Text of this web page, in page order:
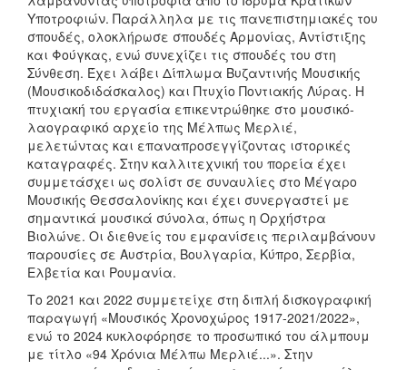
Υποτροφιών. Παράλληλα με τις πανεπιστημιακές του
σπουδές, ολοκλήρωσε σπουδές Αρμονίας, Αντίστιξης
και Φούγκας, ενώ συνεχίζει τις σπουδές του στη
Σύνθεση. Έχει λάβει Δίπλωμα Βυζαντινής Μουσικής
(Μουσικοδιδάσκαλος) και Πτυχίο Ποντιακής Λύρας. Η
πτυχιακή του εργασία επικεντρώθηκε στο μουσικό-
λαογραφικό αρχείο της Μέλπως Μερλιέ,
μελετώντας και επαναπροσεγγίζοντας ιστορικές
καταγραφές. Στην καλλιτεχνική του πορεία έχει
συμμετάσχει ως σολίστ σε συναυλίες στο Μέγαρο
Μουσικής Θεσσαλονίκης και έχει συνεργαστεί με
σημαντικά μουσικά σύνολα, όπως η Ορχήστρα
Βιολώνε. Οι διεθνείς του εμφανίσεις περιλαμβάνουν
παρουσίες σε Αυστρία, Βουλγαρία, Κύπρο, Σερβία,
Ελβετία και Ρουμανία.
Το 2021 και 2022 συμμετείχε στη διπλή δισκογραφική
παραγωγή «Μουσικός Χρονοχώρος 1917-2021/2022»,
ενώ το 2024 κυκλοφόρησε το προσωπικό του άλμπουμ
με τίτλο «94 Χρόνια Μέλπω Μερλιέ...». Στην